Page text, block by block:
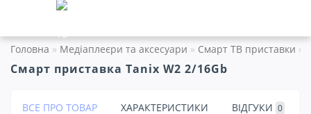
Головна Медіаплеєри та аксесуари Смарт ТВ приставки
Смарт приставка Tanix W2 2/16Gb
ВСЕ ПРО ТОВАР ХАРАКТЕРИСТИКИ ВІДГУКИ 0